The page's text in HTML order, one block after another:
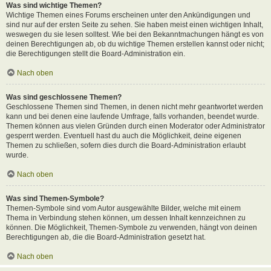
Was sind wichtige Themen?
Wichtige Themen eines Forums erscheinen unter den Ankündigungen und
sind nur auf der ersten Seite zu sehen. Sie haben meist einen wichtigen Inhalt,
weswegen du sie lesen solltest. Wie bei den Bekanntmachungen hängt es von
deinen Berechtigungen ab, ob du wichtige Themen erstellen kannst oder nicht;
die Berechtigungen stellt die Board-Administration ein.
Nach oben
Was sind geschlossene Themen?
Geschlossene Themen sind Themen, in denen nicht mehr geantwortet werden
kann und bei denen eine laufende Umfrage, falls vorhanden, beendet wurde.
Themen können aus vielen Gründen durch einen Moderator oder Administrator
gesperrt werden. Eventuell hast du auch die Möglichkeit, deine eigenen
Themen zu schließen, sofern dies durch die Board-Administration erlaubt
wurde.
Nach oben
Was sind Themen-Symbole?
Themen-Symbole sind vom Autor ausgewählte Bilder, welche mit einem
Thema in Verbindung stehen können, um dessen Inhalt kennzeichnen zu
können. Die Möglichkeit, Themen-Symbole zu verwenden, hängt von deinen
Berechtigungen ab, die die Board-Administration gesetzt hat.
Nach oben